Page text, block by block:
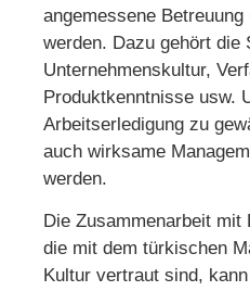
angemessene
werden. Dazu gehört die
Unternehmenskultur,
Produktkenntnisse usw.
Arbeitserledigung zu
auch wirksame
werden.
Die Zusammenarbeit
die mit dem türkischen
Kultur vertraut sind,